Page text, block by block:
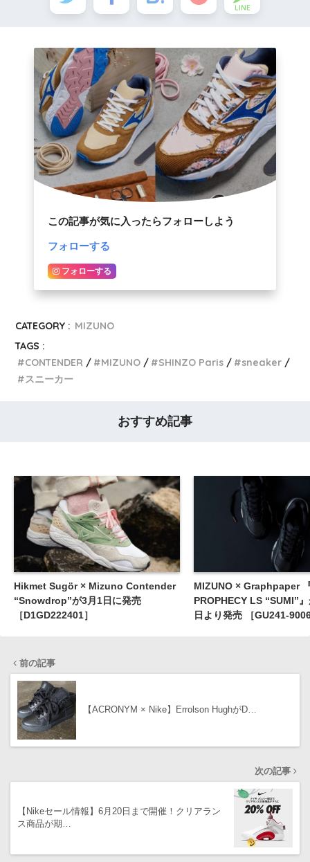
LINE
この記事が気に入ったらフォローしよう
フォローする
フォローする
CATEGORY : MIZUNO
TAGS :
CONTENDER
MIZUNO SHINZO Paris
sneaker
スニーカー
おすすめ記事
Hikmet Sugör × Mizuno Contender
“Snowdrop”が3月1日に発売
［D1GD222401］
MIZUNO × Graphpaper
PROPHECY LS “SUMI”
日より発売 ［GU241-
前の記事
【ACRONYM × Nike】Errolson HughがD…
次の記事
【Nikeセール情報】6月20日まで開催！クリアラン
ス商品が期…